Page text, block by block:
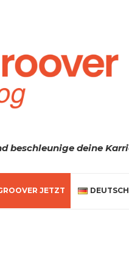
beschleunige deine
JETZT DEUTSCH